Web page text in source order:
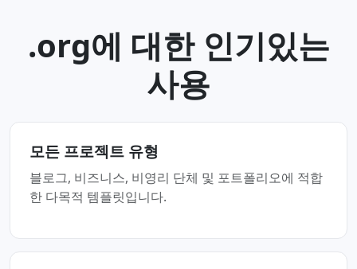
.org에 대한 인기있는
사용
모든 프로젝트 유형
블로그, 비즈니스, 비영리 단체 및 포트폴리오에 적합
한 다목적 템플릿입니다.